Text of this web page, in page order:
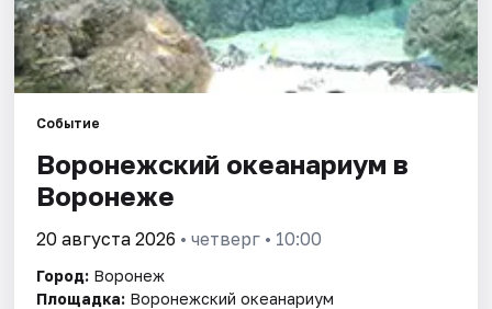
Событие
Воронежский океанариум в
Воронеже
20 августа 2026 • четверг • 10:00
Город: Воронеж
Площадка: Воронежский океанариум